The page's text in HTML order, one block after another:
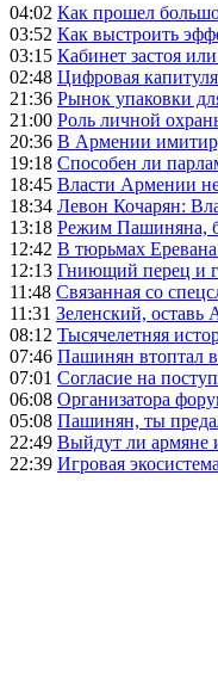
04:02 Как прошел
03:52 Как выстроить
03:15 Кабинет застоя
02:48 Цифровая
21:36 Рынок упаковки
21:00 Роль личной
20:36 В Армении
19:18 Способен ли
18:45 Власти Армении
18:34 Левон Кочарян:
13:18 Режим Пашиняна,
12:42 В тюрьмах
12:13 Гниющий перец и
11:48 Связанная со
11:31 Зеленский, оставь
08:12 Тысячелетняя
07:46 Пашинян втоптал в
07:01 Согласие на
06:08 Организатора
05:08 Пашинян, ты
22:49 Выйдут ли армяне
22:39 Игровая